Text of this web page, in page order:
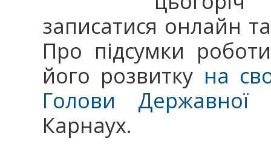
записатися онлайн
Про підсумки
його розвитку на
Голови Державної
Карнаух.